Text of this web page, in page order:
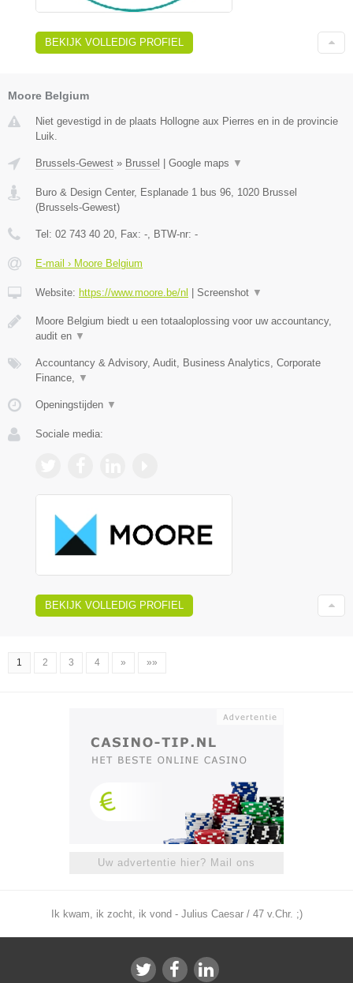
BEKIJK VOLLEDIG PROFIEL
Moore Belgium
Niet gevestigd in de plaats Hollogne aux Pierres en in de provincie
Luik.
Brussels-Gewest » Brussel | Google maps ▼
Buro & Design Center, Esplanade 1 bus 96 1020 Brussel
(Brussels-Gewest)
Tel: 02 743 40 20 , Fax: - , BTW-nr: -
E-mail › Moore Belgium
Website: https://www.moore.be/nl | Screenshot ▼
Moore Belgium biedt u een totaaloplossing voor uw accountancy,
audit en ▼
Accountancy & Advisory, Audit, Business Analytics, Corporate
Finance,
▼
Openingstijden ▼
Sociale media:
BEKIJK VOLLEDIG PROFIEL
1 2 3 4 » »»
Uw advertentie hier? Mail ons
Ik kwam, ik zocht, ik vond - Julius Caesar / 47 v.Chr. ;)